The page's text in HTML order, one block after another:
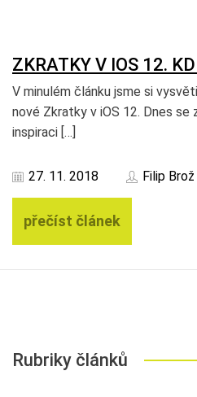
ZKRATKY V IOS 12.
V minulém článku jsme si
nové Zkratky v iOS 12. Dnes se
inspiraci […]
27. 11. 2018 Filip Brož
přečíst článek
Rubriky článků